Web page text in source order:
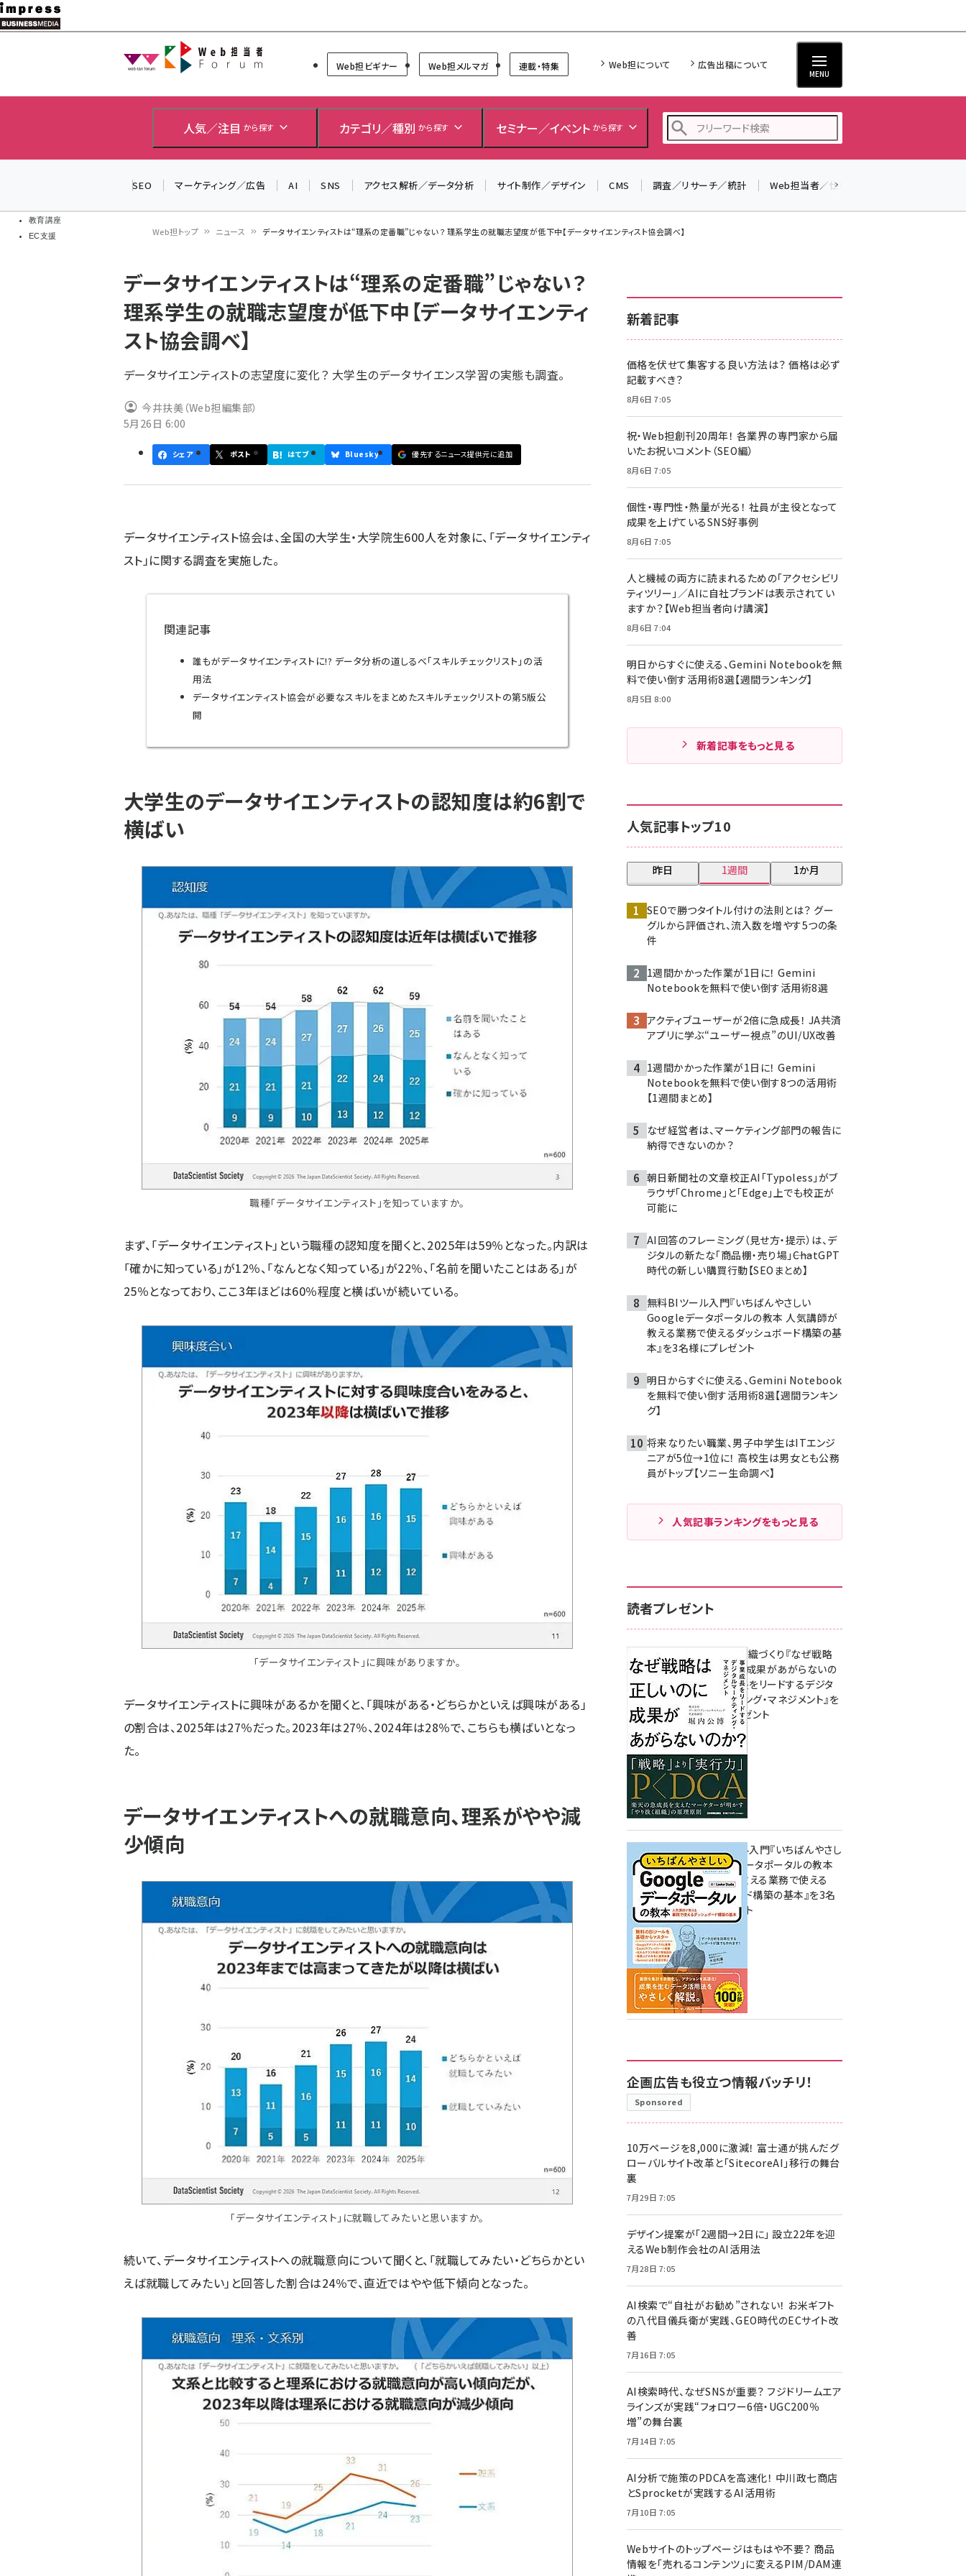
メ
イ
教育講座
EC支援
Web担当者Forum
Web担ビギナー Web担メルマガ 連載・特集 Web担について 広告出稿について
MENU
人気／注目 から探す カテゴリ／種別 から探す セミナー／イベント から探す
z世代 (1622)
meo (1275)
SEO マーケティング／広告 AI SNS アクセス解析／データ分析 サイト制作／デザイン CMS 調査／リサーチ／統計 Web担当者／仕事
ン
く
ず
Web担トップ ニュース データサイエンティストは“理系の定番職”じゃない？ 理系学生の就職志望度が低下中【データサイエンティスト協会調べ】
データサイエンティストは“理系の定番職”じゃない？
理系学生の就職志望度が低下中【データサイエンティ
スト協会調べ】
データサイエンティストの志望度に変化？ 大学生のデータサイエンス学習の実態も調査。
今井扶美（Web担編集部）
5月26日 6:00
シェア ポスト はてブ Bluesky 優先するニュース提供元に追加
データサイエンティスト協会は、全国の大学生・大学院生600人を対象に、「データサイエンティ
スト」に関する調査を実施した。
関連記事
誰もがデータサイエンティストに!? データ分析の道しるべ「スキルチェックリスト」の活
用法
データサイエンティスト協会が必要なスキルをまとめたスキルチェックリストの第5版公
開
大学生のデータサイエンティストの認知度は約6割で
横ばい
職種「データサイエンティスト」を知っていますか。
まず、「データサイエンティスト」という職種の認知度を聞くと、2025年は59％となった。内訳は
「確かに知っている」が12％、「なんとなく知っている」が22％、「名前を聞いたことはある」が
25％となっており、ここ3年ほどは60％程度と横ばいが続いている。
「データサイエンティスト」に興味がありますか。
データサイエンティストに興味があるかを聞くと、「興味がある・どちらかといえば興味がある」
の割合は、2025年は27％だった。2023年は27％、2024年は28％で、こちらも横ばいとなっ
た。
データサイエンティストへの就職意向、理系がやや減
少傾向
「データサイエンティスト」に就職してみたいと思いますか。
続いて、データサイエンティストへの就職意向について聞くと、「就職してみたい・どちらかとい
えば就職してみたい」と回答した割合は24％で、直近ではやや低下傾向となった。
新着記事
価格を伏せて集客する良い方法は？ 価格は必ず
記載すべき？
8月6日 7:05
祝・Web担創刊20周年！ 各業界の専門家から届
いたお祝いコメント（SEO編）
8月6日 7:05
個性・専門性・熱量が光る！ 社員が主役となって
成果を上げているSNS好事例
8月6日 7:05
人と機械の両方に読まれるための「アクセシビリ
ティツリー」／AIに自社ブランドは表示されてい
ますか？【Web担当者向け講演】
8月6日 7:04
明日からすぐに使える、Gemini Notebookを無
料で使い倒す活用術8選【週間ランキング】
8月5日 8:00
新着記事をもっと見る
人気記事トップ10
昨日 1週間 1か月
SEOで勝つタイトル付けの法則とは？ グー
グルから評価され、流入数を増やす5つの条
件
1週間かかった作業が1日に！ Gemini
Notebookを無料で使い倒す活用術8選
アクティブユーザーが2倍に急成長！ JA共済
アプリに学ぶ“ユーザー視点”のUI/UX改善
1週間かかった作業が1日に！ Gemini
Notebookを無料で使い倒す8つの活用術
【1週間まとめ】
なぜ経営者は、マーケティング部門の報告に
納得できないのか？
朝日新聞社の文章校正AI「Typoless」がブ
ラウザ「Chrome」と「Edge」上でも校正が
可能に
AI回答のフレーミング（見せ方・提示）は、デ
ジタルの新たな「商品棚・売り場」――ChatGPT
時代の新しい購買行動【SEOまとめ】
無料BIツール入門『いちばんやさしい
Googleデータポータルの教本 人気講師が
教える業務で使えるダッシュボード構築の基
本』を3名様にプレゼント
明日からすぐに使える、Gemini Notebook
を無料で使い倒す活用術8選【週間ランキン
グ】
将来なりたい職業、男子中学生はITエンジ
ニアが5位→1位に！ 高校生は男女とも公務
員がトップ【ソニー生命調べ】
人気記事ランキングをもっと見る
読者プレゼント
成果を生む組織づくり『なぜ戦略
は正しいのに成果があがらないの
か？ 事業成長をリードするデジタ
ルマーケティング・マネジメント』を
3名様にプレゼント
8月7日 10:00
無料BIツール入門『いちばんやさし
いGoogleデータポータルの教本
人気講師が教える業務で使える
ダッシュボード構築の基本』を3名
様にプレゼント
7月31日 10:00
企画広告も役立つ情報バッチリ！
Sponsored
10万ページを8,000に激減！ 富士通が挑んだグ
ローバルサイト改革と「SitecoreAI」移行の舞台
裏
7月29日 7:05
デザイン提案が「2週間→2日に」 設立22年を迎
えるWeb制作会社のAI活用法
7月28日 7:05
AI検索で“自社がお勧め”されない！ お米ギフト
の八代目儀兵衛が実践、GEO時代のECサイト改
善
7月16日 7:05
AI検索時代、なぜSNSが重要？ フジドリームエア
ラインズが実践“フォロワー6倍・UGC200％
増”の舞台裏
7月14日 7:05
AI分析で施策のPDCAを高速化！ 中川政七商店
とSprocketが実践するAI活用術
7月10日 7:05
Webサイトのトップページはもはや不要？ 商品
情報を「売れるコンテンツ」に変えるPIM/DAM連
＼ 8月27日開催、申し込み受付中！ ／
2026」開催！
▼申し込みはこちらから▼